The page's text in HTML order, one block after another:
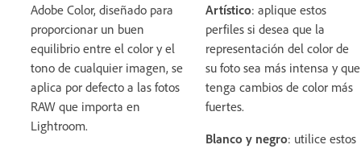
Adobe Color, diseñado para
proporcionar un buen
equilibrio entre el color y el
tono de cualquier imagen, se
aplica por defecto a las fotos
RAW que importa en
Lightroom.
Artístico: aplique estos
perfiles si desea que la
representación del color de
su foto sea más intensa y que
tenga cambios de color más
fuertes.
Blanco y negro: utilice estos